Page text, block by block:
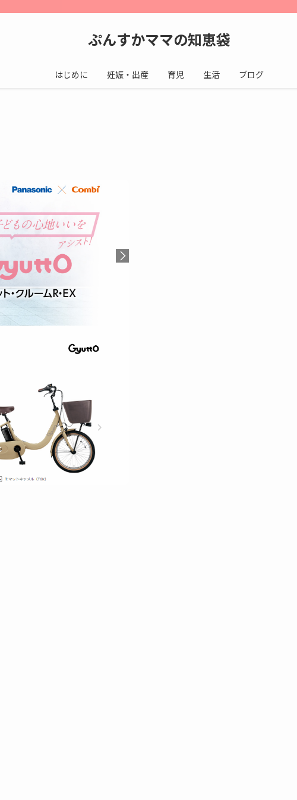
ぷんすかママの知恵袋
はじめに 妊娠・出産 育児 生活 ブログ